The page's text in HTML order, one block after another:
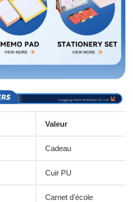
Valeur
Cadeau
Cuir PU
Carnet d'école